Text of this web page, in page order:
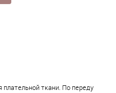
ткани. По переду